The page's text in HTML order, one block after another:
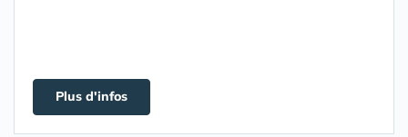
Plus d'infos